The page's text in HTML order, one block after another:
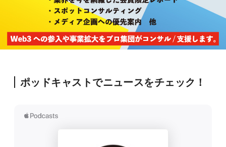
ポッドキャストでニュースをチェック！